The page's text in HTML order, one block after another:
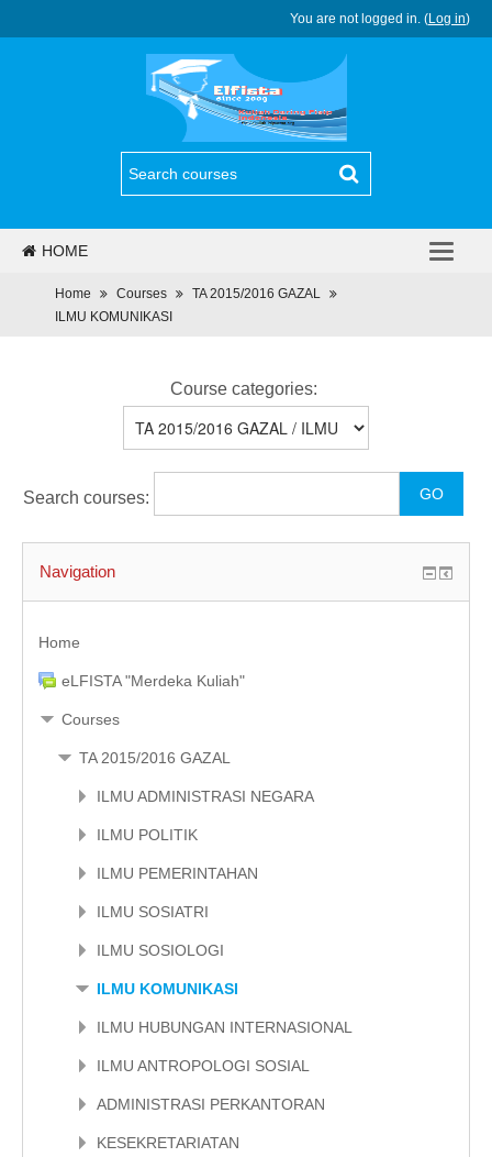
You are not logged in. (Log in)
HOME
PJJ
KULIAH DARING
MODUL
Home Courses
TA 2015/2016 GAZAL
ILMU KOMUNIKASI
Course categories:
Search courses:
Navigation
Home
eLFISTA "Merdeka Kuliah"
Courses
TA 2015/2016 GAZAL
ILMU ADMINISTRASI NEGARA
ILMU POLITIK
ILMU PEMERINTAHAN
ILMU SOSIATRI
ILMU SOSIOLOGI
ILMU KOMUNIKASI
ILMU HUBUNGAN INTERNASIONAL
ILMU ANTROPOLOGI SOSIAL
ADMINISTRASI PERKANTORAN
KESEKRETARIATAN